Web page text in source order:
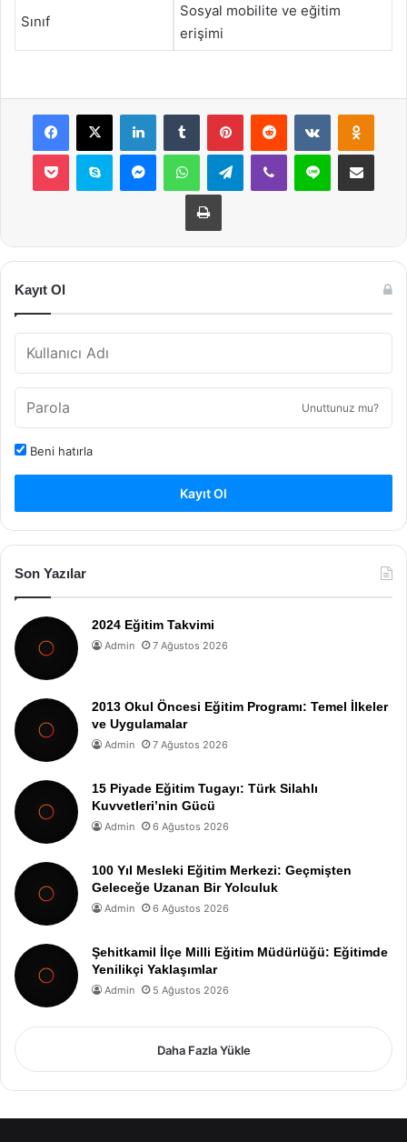
Sınıf
Sosyal mobilite ve eğitim
erişimi
Facebook
X LinkedInTumblr PinterestReddit VKontakte
Pocket Skype MessengerWhatsAppTelegramViber Line E-Posta ile
Yazdır
Kayıt Ol
Unuttunuz mu?
Beni hatırla
Kayıt Ol
Son Yazılar
2024 Eğitim Takvimi
Admin 7 Ağustos 2026
2013 Okul Öncesi Eğitim Programı: Temel İlkeler
ve Uygulamalar
Admin 7 Ağustos 2026
15 Piyade Eğitim Tugayı: Türk Silahlı
Kuvvetleri’nin Gücü
Admin 6 Ağustos 2026
100 Yıl Mesleki Eğitim Merkezi: Geçmişten
Geleceğe Uzanan Bir Yolculuk
Admin 6 Ağustos 2026
Şehitkamil İlçe Milli Eğitim Müdürlüğü: Eğitimde
Yenilikçi Yaklaşımlar
Admin 5 Ağustos 2026
Daha Fazla Yükle